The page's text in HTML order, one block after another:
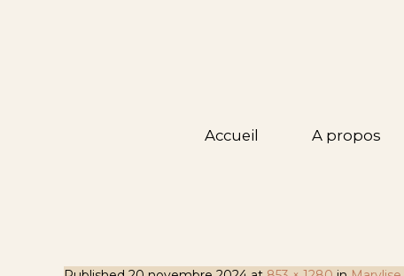
Accueil A propos